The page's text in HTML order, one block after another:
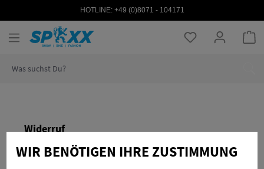
Zum Hauptinhalt springen
HOTLINE: +49 (0)8071 - 104171
Du hast 0
Widerruf
Vorname*
WIR BENÖTIGEN IHRE ZUSTIMMUNG